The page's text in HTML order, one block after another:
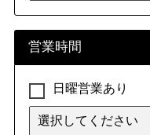
営業時間
日曜営業あり